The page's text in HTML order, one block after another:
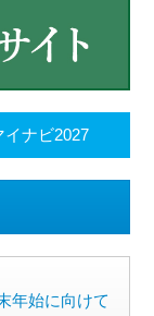
年始に向けて